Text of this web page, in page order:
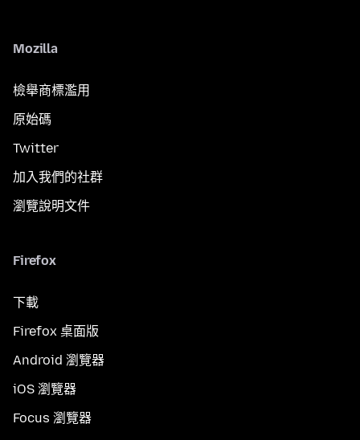
Mozilla
檢舉商標濫用
原始碼
Twitter
加入我們的社群
瀏覽說明文件
Firefox
下載
Firefox 桌面版
Android 瀏覽器
iOS 瀏覽器
Focus 瀏覽器